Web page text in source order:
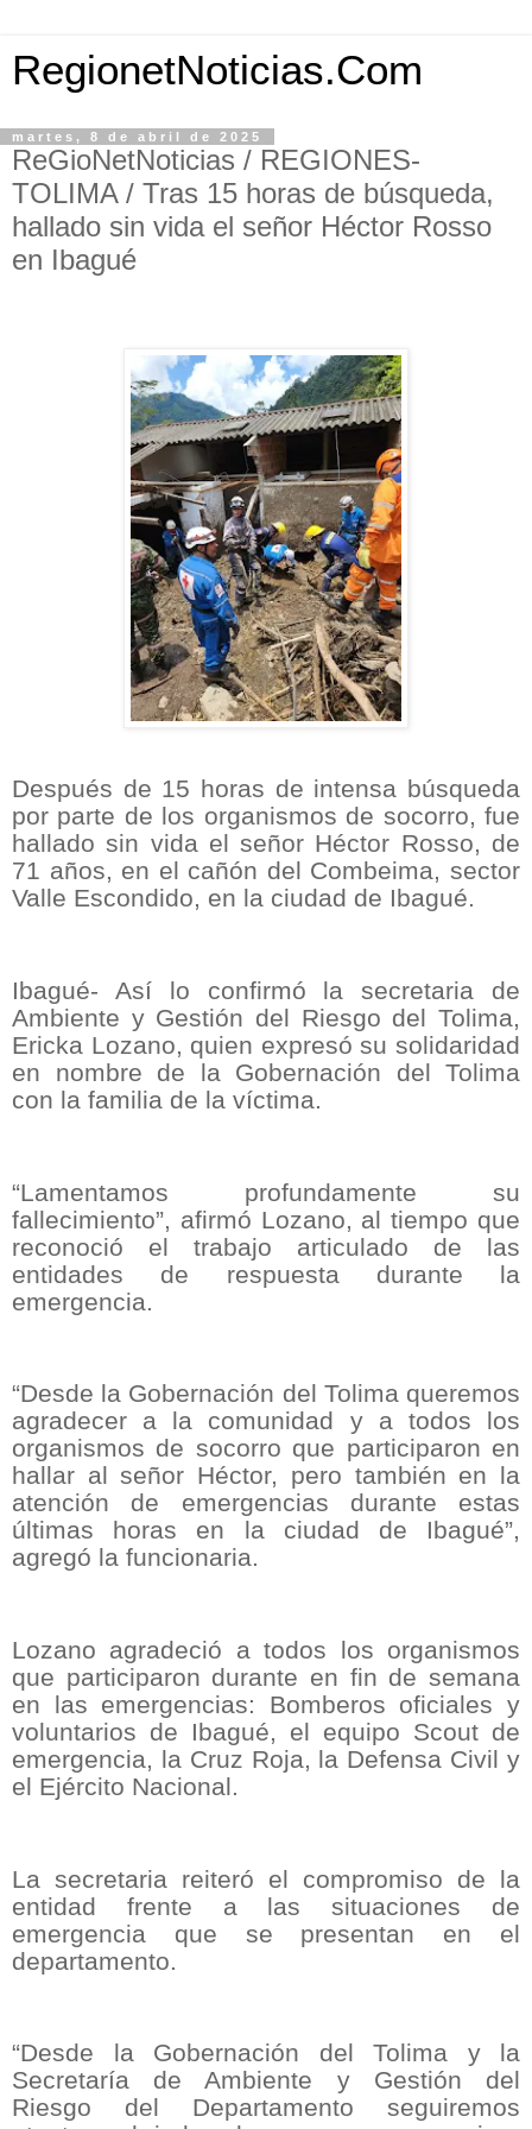
RegionetNoticias.Com
martes, 8 de abril de 2025
ReGioNetNoticias / REGIONES-
TOLIMA / Tras 15 horas de búsqueda,
hallado sin vida el señor Héctor Rosso
en Ibagué
Después de 15 horas de intensa búsqueda
por parte de los organismos de socorro, fue
hallado sin vida el señor Héctor Rosso, de
71 años, en el cañón del Combeima, sector
Valle Escondido, en la ciudad de Ibagué.
Ibagué- Así lo confirmó la secretaria de
Ambiente y Gestión del Riesgo del Tolima,
Ericka Lozano, quien expresó su solidaridad
en nombre de la Gobernación del Tolima
con la familia de la víctima.
“Lamentamos profundamente su
fallecimiento”, afirmó Lozano, al tiempo que
reconoció el trabajo articulado de las
entidades de respuesta durante la
emergencia.
“Desde la Gobernación del Tolima queremos
agradecer a la comunidad y a todos los
organismos de socorro que participaron en
hallar al señor Héctor, pero también en la
atención de emergencias durante estas
últimas horas en la ciudad de Ibagué”,
agregó la funcionaria.
Lozano agradeció a todos los organismos
que participaron durante en fin de semana
en las emergencias: Bomberos oficiales y
voluntarios de Ibagué, el equipo Scout de
emergencia, la Cruz Roja, la Defensa Civil y
el Ejército Nacional.
La secretaria reiteró el compromiso de la
entidad frente a las situaciones de
emergencia que se presentan en el
departamento.
“Desde la Gobernación del Tolima y la
Secretaría de Ambiente y Gestión del
Riesgo del Departamento seguiremos